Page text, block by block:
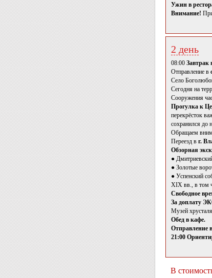
Ужин в
Внимание!
2 день
08:00 Завтрак
Отправление в
Cело
Сегодня на
Сооружения
Прогулка к
перекрёсток
сохранился до
Обращаем
Переезд в г.
Обзорная
●
● Золотые
● Успенский
XIX вв., в том
Свободное
За доплату
Музей
Обед в кафе.
Отправление
21:00
В